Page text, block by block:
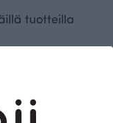
tuotteilla